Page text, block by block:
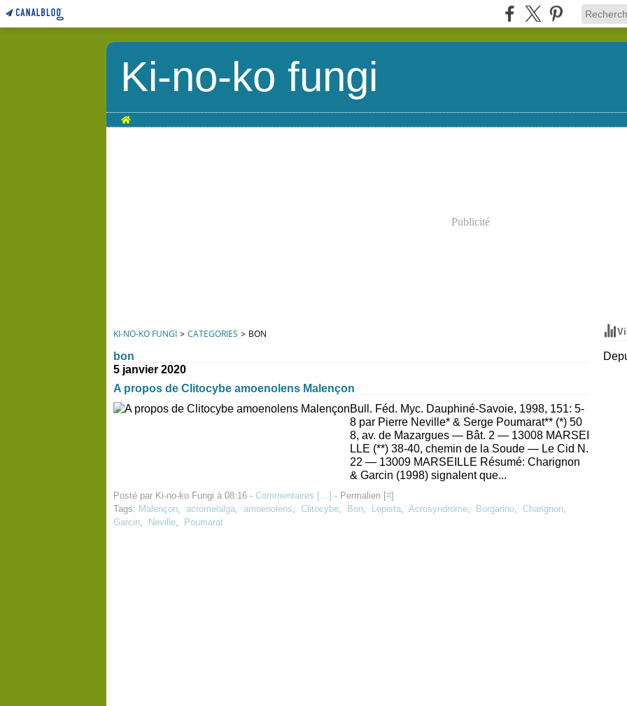
Ki-no-ko fungi
Home
Publicité
KI-NO-KO FUNGI > CATEGORIES > BON
bon
5 janvier 2020
A propos de Clitocybe amoenolens Malençon
Bull. Féd. Myc. Dauphiné-Savoie, 1998, 151: 5-
8 par Pierre Neville* & Serge Poumarat** (*) 50
8, av. de Mazargues — Bât. 2 — 13008 MARSEI
LLE (**) 38-40, chemin de la Soude — Le Cid N.
22 — 13009 MARSEILLE Résumé: Charignon
& Garcin (1998) signalent que...
Posté par Ki-no-ko Fungi à 08:16 - Commentaires […] - Permalien [#]
Tags: Malençon, acromelalga, amoenolens, Clitocybe, Bon, Lepista, Acrosyndrome, Borgarino, Charignon,
Garcin, Neville, Poumarat